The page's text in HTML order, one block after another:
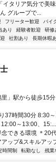
タリア気分で美
グループで...
フリーター歓迎 バイ
あり 経験者歓迎 研修
社割あり 長期休暇
里」駅から徒歩15
37時間30分
～13:00、15:...
できる環境 ＊20
リアアップ&ス
時間制 転勤なし 残業